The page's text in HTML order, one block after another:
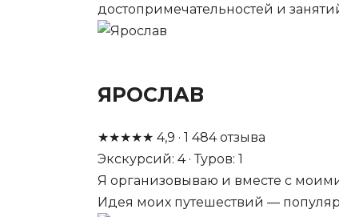
достопримечательностей и
ЯРОСЛАВ
★★★★★ 4,9 · 1 484отзыва
Экскурсий: 4 · Туров: 1
Я организовываю и вместе с
Идея моих путешествий —